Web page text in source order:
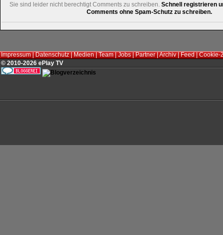
Sie sind leider nicht berechtigt Comments zu schreiben. Schnell registrieren
Comments ohne Spam-Schutz zu schreiben.
Impressum|Datenschutz|Medien|Team|Jobs|Partner|Archiv|Feed|Cookie-
© 2010-2026 ePlay TV